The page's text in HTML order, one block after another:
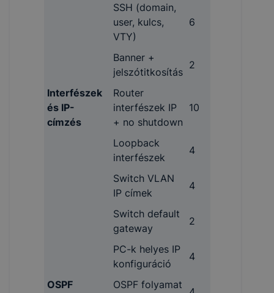
SSH (domain,
user, kulcs,
VTY)
6
Banner +
jelszótitkosítás
2
Interfészek
és IP-
címzés
Router
interfészek IP
+ no shutdown
10
Loopback
interfészek
4
Switch VLAN
IP címek
4
Switch default
gateway
2
PC-k helyes IP
konfiguráció
4
OSPF
OSPF folyamat